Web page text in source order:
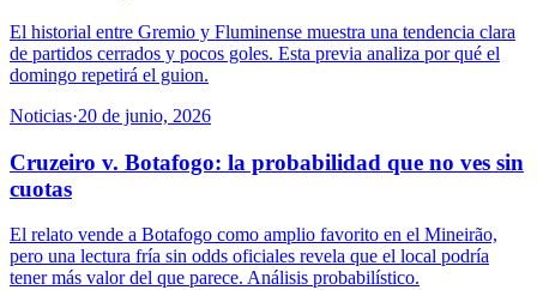
El historial entre Gremio y Fluminense muestra una tendencia clara
de partidos cerrados y pocos goles. Esta previa analiza por qué el
domingo repetirá el guion.
Noticias·20 de junio, 2026
Cruzeiro v. Botafogo: la probabilidad que no ves sin
cuotas
El relato vende a Botafogo como amplio favorito en el Mineirão,
pero una lectura fría sin odds oficiales revela que el local podría
tener más valor del que parece. Análisis probabilístico.